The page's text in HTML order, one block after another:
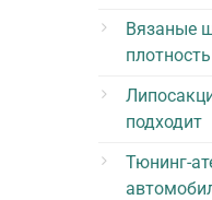
Вязаные
подходит
Тюнинг-